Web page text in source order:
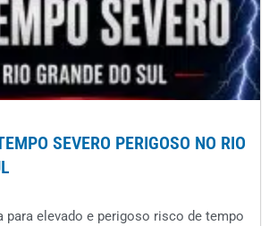
SEVERO PERIGOSO NO RIO
para elevado e perigoso risco de tempo